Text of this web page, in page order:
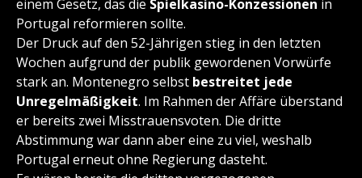
einem Gesetz, das die Spielkasino-Konzessionen in
Portugal reformieren sollte.
Der Druck auf den 52-Jährigen stieg in den letzten
Wochen aufgrund der publik gewordenen Vorwürfe
stark an. Montenegro selbst bestreitet jede
Unregelmäßigkeit. Im Rahmen der Affäre überstand
er bereits zwei Misstrauensvoten. Die dritte
Abstimmung war dann aber eine zu viel, weshalb
Portugal erneut ohne Regierung dasteht.